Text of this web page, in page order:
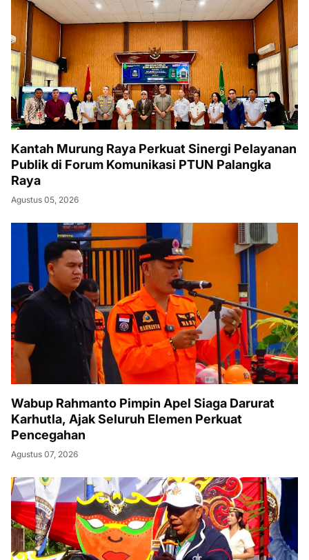
Kantah Murung Raya Perkuat Sinergi Pelayanan
Publik di Forum Komunikasi PTUN Palangka
Raya
Agustus 05, 2026
Wabup Rahmanto Pimpin Apel Siaga Darurat
Karhutla, Ajak Seluruh Elemen Perkuat
Pencegahan
Agustus 07, 2026